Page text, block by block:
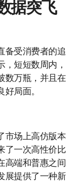
据突飞
备受消费者的追
，短短数周内，
数万瓶，并且在
局面。
市场上高仿版本
了一次高性价比
高端和普惠之间
展提供了一种新